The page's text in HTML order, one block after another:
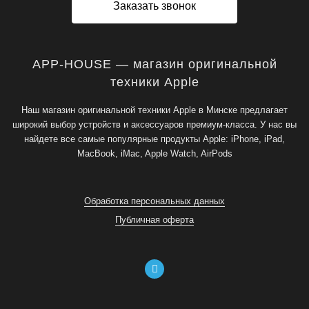
Заказать звонок
APP-HOUSE — магазин оригинальной
техники Apple
Наш магазин оригинальной техники Apple в Минске предлагает
широкий выбор устройств и аксессуаров премиум-класса. У нас вы
найдете все самые популярные продукты Apple: iPhone, iPad,
MacBook, iMac, Apple Watch, AirPods
Обработка персональных данных
Публичная оферта